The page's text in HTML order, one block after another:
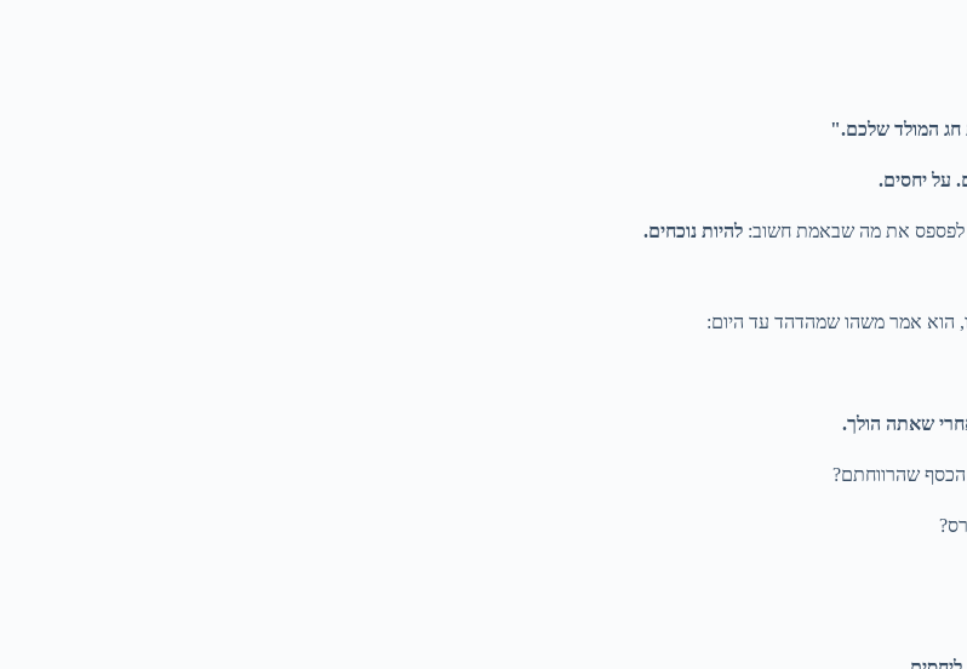
חג המולד שלכם."
על יחסים.
לפספס את מה שבאמת חשוב: להיות נוכחים.
הוא אמר משהו שמהדהד עד היום:
שאתה הולך.